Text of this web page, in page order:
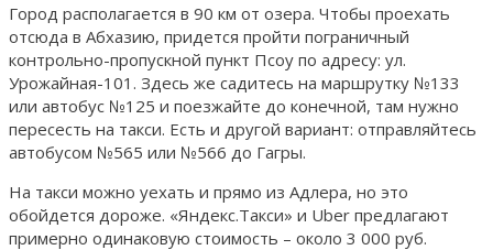
Город располагается в 90 км от озера. Чтобы проехать
отсюда в Абхазию, придется пройти пограничный
контрольно-пропускной пункт Псоу по адресу: ул.
Урожайная-101. Здесь же садитесь на маршрутку №133
или автобус №125 и поезжайте до конечной, там нужно
пересесть на такси. Есть и другой вариант: отправляйтесь
автобусом №565 или №566 до Гагры.
На такси можно уехать и прямо из Адлера, но это
обойдется дороже. «Яндекс.Такси» и Uber предлагают
примерно одинаковую стоимость – около 3 000 руб.